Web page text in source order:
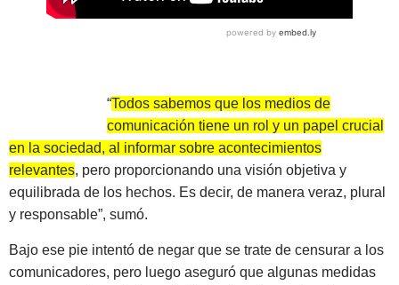
“Todos sabemos que los medios de
comunicación tiene un rol y un papel crucial
en la sociedad, al informar sobre acontecimientos
relevantes, pero proporcionando una visión objetiva y
equilibrada de los hechos. Es decir, de manera veraz, plural
y responsable”, sumó.
Bajo ese pie intentó de negar que se trate de censurar a los
comunicadores, pero luego aseguró que algunas medidas